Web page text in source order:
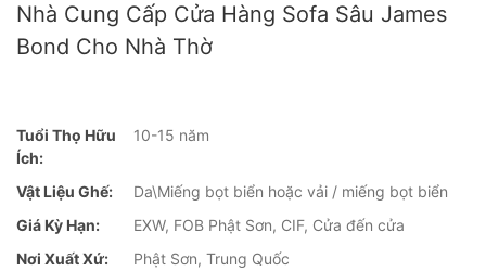
Nhà Cung Cấp Cửa Hàng Sofa Sâu James
Bond Cho Nhà Thờ
Tuổi Thọ Hữu
Ích:
10-15 năm
Vật Liệu Ghế:
Da\Miếng bọt biển hoặc vải / miếng bọt biển
Giá Kỳ Hạn:
EXW, FOB Phật Sơn, CIF, Cửa đến cửa
Nơi Xuất Xứ:
Phật Sơn, Trung Quốc